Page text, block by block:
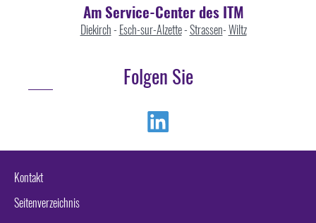
Am Service-Center des ITM
Diekirch- Esch-sur-Alzette-Strassen-Wiltz
Folgen Sie
Kontakt
Seitenverzeichnis